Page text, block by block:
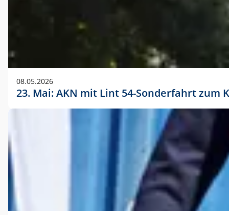
08.05.2026
23. Mai: AKN mit Lint 54-Sonderfahrt